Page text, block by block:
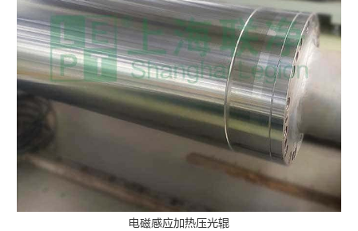
电磁感应加热压光辊